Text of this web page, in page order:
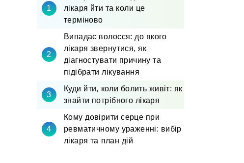
лікаря йти та коли це
терміново
Випадає волосся: до якого
лікаря звернутися, як
діагностувати причину та
підібрати лікування
Куди йти, коли болить живіт: як
знайти потрібного лікаря
Кому довірити серце при
ревматичному ураженні: вибір
лікаря та план дій